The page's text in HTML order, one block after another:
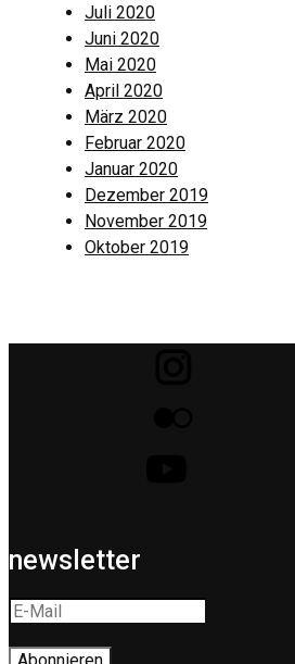
Juli 2020
Juni 2020
Mai 2020
April 2020
März 2020
Februar 2020
Januar 2020
Dezember 2019
November 2019
Oktober 2019
newsletter